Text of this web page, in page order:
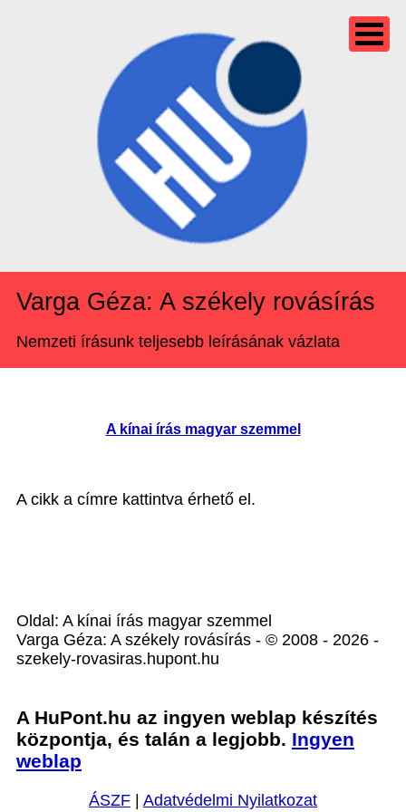
Varga Géza: A székely rovásírás
Nemzeti írásunk teljesebb leírásának vázlata
A kínai írás magyar szemmel
A cikk a címre kattintva érhető el.
Oldal: A kínai írás magyar szemmel
Varga Géza: A székely rovásírás - © 2008 - 2026 -
szekely-rovasiras.hupont.hu
A HuPont.hu az ingyen weblap készítés
központja, és talán a legjobb. Ingyen
weblap
ÁSZF Adatvédelmi Nyilatkozat